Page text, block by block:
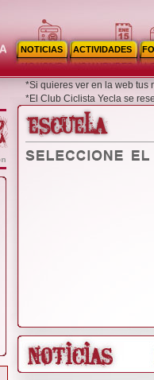
NOTICIAS ACTIVIDADES
*Si quieres ver en la web
*El Club Ciclista Yecla se